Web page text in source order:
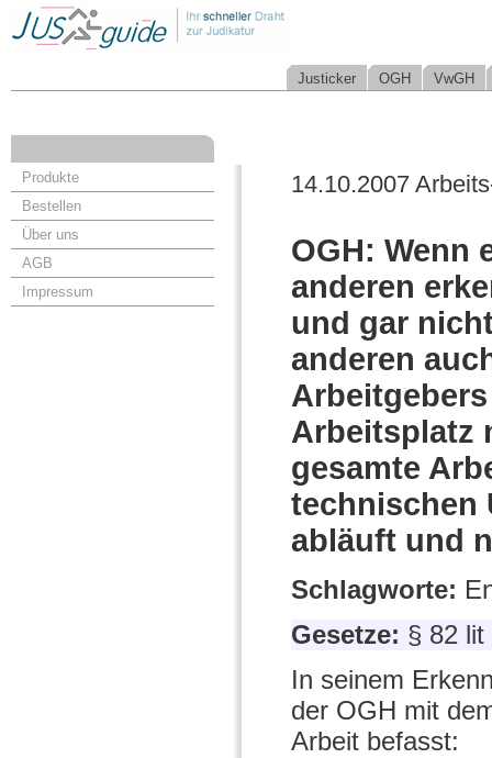
Justicker OGH VwGH
Produkte
Bestellen
Über uns
AGB
Impressum
14.10.2007
OGH: Wenn
anderen
und gar
anderen
Arbeitsplatz
gesamte
technischen
abläuft und
Schlagworte:
Gesetze: § 82
In seinem
der OGH mit
Arbeit befasst: